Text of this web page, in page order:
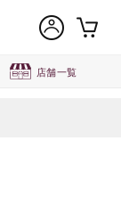
店舗一覧